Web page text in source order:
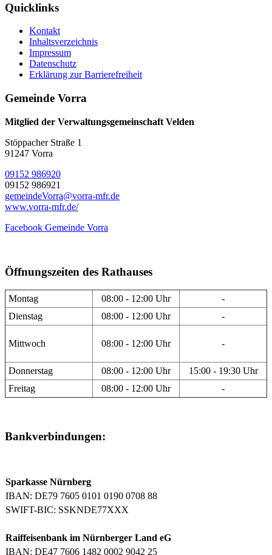
Quicklinks
Kontakt
Inhaltsverzeichnis
Impressum
Datenschutz
Erklärung zur Barrierefreiheit
Gemeinde Vorra
Mitglied der Verwaltungsgemeinschaft Velden
Stöppacher Straße 1
91247 Vorra
09152 986920
09152 986921
gemeindeVorra@vorra-mfr.de
www.vorra-mfr.de/
Facebook Gemeinde Vorra
Öffnungszeiten des Rathauses
Montag 08:00 - 12:00 Uhr
-
Dienstag
08:00 - 12:00 Uhr -
Mittwoch 08:00 - 12:00 Uhr -
Donnerstag 08:00 - 12:00 Uhr
15:00 - 19:30 Uhr
Freitag
08:00 - 12:00 Uhr -
Bankverbindungen:
Sparkasse Nürnberg
IBAN: DE79 7605 0101 0190 0708 88
SWIFT-BIC: SSKNDE77XXX
Raiffeisenbank im Nürnberger Land eG
IBAN: DE47 7606 1482 0002 9042 25